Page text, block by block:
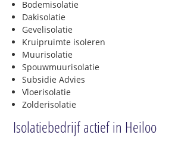
Bodemisolatie
Dakisolatie
Gevelisolatie
Kruipruimte isoleren
Muurisolatie
Spouwmuurisolatie
Subsidie Advies
Vloerisolatie
Zolderisolatie
Isolatiebedrijf actief in Heiloo